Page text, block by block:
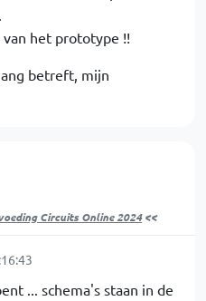
van het prototype !!
betreft, mijn
Circuits Online 2024<<
... schema's staan in de